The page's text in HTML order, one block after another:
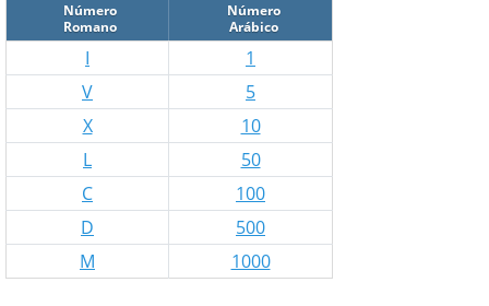
Número
Romano
Número
Arábico
I
1
V
5
X
10
L
50
C
100
D
500
M
1000